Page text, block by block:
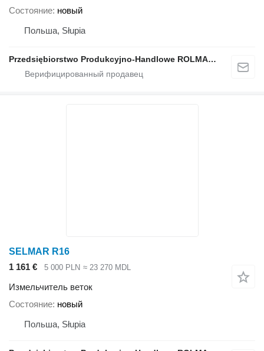
Состояние новый
Польша, Słupia
Przedsiębiorstwo Produkcyjno-Handlowe ROLMAPOL Marcin Dziekan
SELMAR R16
1 161 €
5 000 PLN ≈ 23 270 MDL
Измельчитель веток
Состояние новый
Польша, Słupia